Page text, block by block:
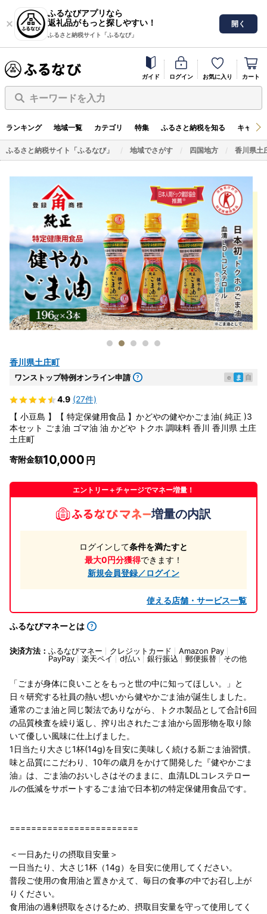
ふるなびアプリなら
返礼品がもっと探しやすい！
ふるさと納税サイト「ふるなび」
開く
ガイド ログイン お気に入り カート
キーワードを入力
ランキング 地域一覧 カテゴリ 特集 ふるさと納税を知る キャン
ふるさと納税サイト「ふるなび」 地域でさがす 四国地方 香川県土
香川県土庄町
ワンストップ特例オンライン申請 e ま 自
4.9 (27件)
【 小豆島 】【 特定保健用食品 】かどやの健やかごま油( 純正 )3
本セット ごま油 ゴマ油 油 かどや トクホ 調味料 香川 香川県 土庄
土庄町
寄附金額10,000
エントリー＋チャージでマネー増量！
増量の内訳
ログインして条件を満たすと
最大0円分獲得できます！
新規会員登録／ログイン
使える店舗・サービス一覧
ふるなびマネーとは
決済方法： ふるなびマネー クレジットカード
Amazon Pay
PayPay
楽天ペイ d払い 銀行振込 郵便振替 その他
「ごまが身体に良いことをもっと世の中に知ってほしい。」と
日々研究する社員の熱い想いから健やかごま油が誕生しました。
通常のごま油と同じ製法でありながら、トクホ製品として合計6回
の品質検査を繰り返し、搾り出されたごま油から固形物を取り除
いて優しい風味に仕上げました。
1日当たり大さじ1杯(14g)を目安に美味しく続ける新ごま油習慣。
味と品質にこだわり、10年の歳月をかけて開発した『健やかごま
油』は、ごま油のおいしさはそのままに、血清LDLコレステロー
ルの低減をサポートするごま油で日本初の特定保健用食品です。
========================
＜一日あたりの摂取目安量＞
一日当たり、大さじ1杯（14g）を目安に使用してください。
普段ご使用の食用油と置きかえて、毎日の食事の中でお召し上が
りください。
食用油の過剰摂取をさけるため、摂取目安量を守って使用してく